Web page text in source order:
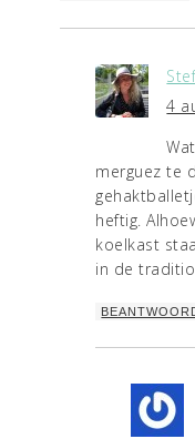
4
merguez te
heftig.
koelkast
in de